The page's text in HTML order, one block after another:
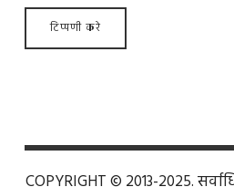
COPYRIGHT © 2013-2025.